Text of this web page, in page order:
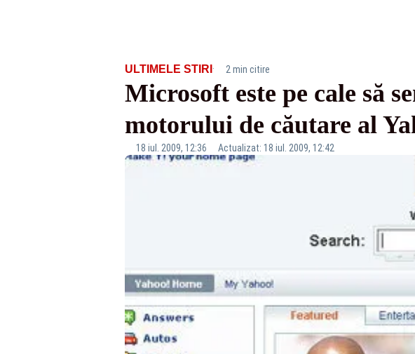
ULTIMELE STIRI · 2 min citire
Microsoft este pe cale să
motorului de căutare al
18 iul. 2009, 12:36 Actualizat: 18 iul. 2009, 12:42